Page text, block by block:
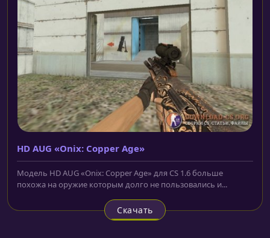
HD AUG «Onix: Copper Age»
Модель HD AUG «Onix: Copper Age» для CS 1.6 больше
похожа на оружие которым долго не пользовались и...
Скачать